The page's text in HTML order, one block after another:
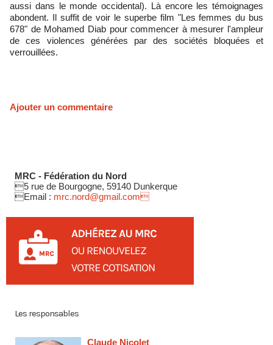
aussi dans le monde occidental). Là encore les témoignages
abondent. Il suffit de voir le superbe film "Les femmes du bus
678" de Mohamed Diab pour commencer à mesurer l'ampleur
de ces violences générées par des sociétés bloquées et
verrouillées.
Ajouter un commentaire
MRC - Fédération du Nord
5 rue de Bourgogne, 59140 Dunkerque
Email : mrc.nord@gmail.com
Les responsables
Claude Nicolet